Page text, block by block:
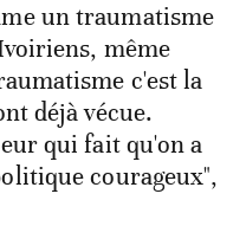
un traumatisme
même
c'est la
déjà vécue.
qui fait qu'on a
courageux",